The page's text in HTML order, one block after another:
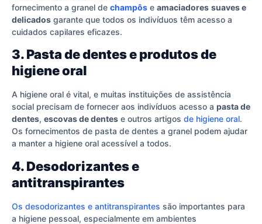
fornecimento a granel de champôs e amaciadores suaves e
delicados garante que todos os indivíduos têm acesso a
cuidados capilares eficazes.
3. Pasta de dentes e produtos de
higiene oral
A higiene oral é vital, e muitas instituições de assistência
social precisam de fornecer aos indivíduos acesso a pasta de
dentes, escovas de dentes e outros artigos de higiene oral.
Os fornecimentos de pasta de dentes a granel podem ajudar
a manter a higiene oral acessível a todos.
4. Desodorizantes e
antitranspirantes
Os desodorizantes e antitranspirantes são importantes para
a higiene pessoal, especialmente em ambientes